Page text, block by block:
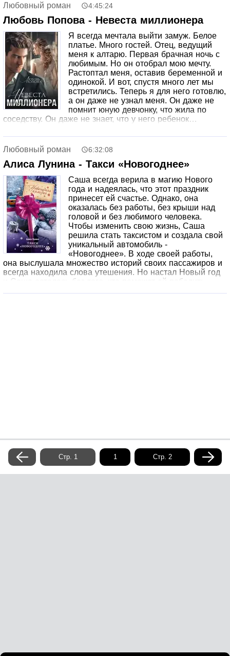
Любовный роман 4:45:24
Любовь Попова - Невеста миллионера
Я всегда мечтала выйти замуж. Белое
платье. Много гостей. Отец, ведущий
меня к алтарю. Первая брачная ночь с
любимым. Но он отобрал мою мечту.
Растоптал меня, оставив беременной и
одинокой. И вот, спустя много лет мы
встретились. Теперь я для него готовлю,
а он даже не узнал меня. Он даже не
помнит юную девчонку, что жила по
соседству. Он даже не знает, что у него ребенок…
Любовный роман 6:32:08
Алиса Лунина - Такси «Новогоднее»
Саша всегда верила в магию Нового
года и надеялась, что этот праздник
принесет ей счастье. Однако, она
оказалась без работы, без крыши над
головой и без любимого человека.
Чтобы изменить свою жизнь, Саша
решила стать таксистом и создала свой
уникальный автомобиль -
«Новогоднее». В ходе своей работы,
она выслушала множество историй своих пассажиров и
всегда находила слова утешения. Но настал Новый год
и Саша осталась без того, кто поможет ей победить
Стр. 1 Стр. 2